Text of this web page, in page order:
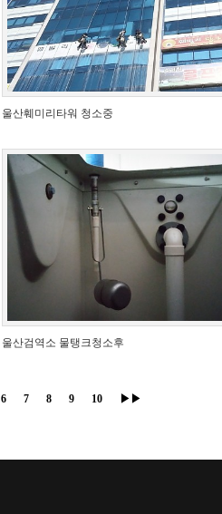
울산훼미리타워 청소중
울산검역소 물탱크청소후
6 7 8 9 10 ▶▶